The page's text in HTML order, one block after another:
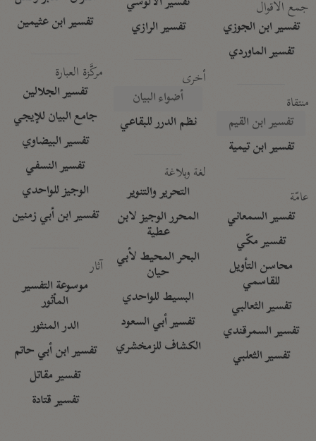
جمع الأقوال
تفسير ابن الجوزي
تفسير الماوردي
منتقاة
تفسير ابن القيم
تفسير ابن تيمية
عامّة
تفسير السمعاني
تفسير مكّي
محاسن التأويل
للقاسمي
تفسير الثعالبي
تفسير السمرقندي
تفسير الثعلبي
تفسير الرازي
أخرى
أضواء البيان
نظم الدرر للبقاعي
لغة وبلاغة
التحرير والتنوير
المحرر الوجيز لابن
عطية
البحر المحيط لأبي
حيان
البسيط للواحدي
تفسير أبي السعود
الكشاف للزمخشري
تفسير ابن عثيمين
مركَّزة العبارة
تفسير الجلالين
جامع البيان للإيجي
تفسير البيضاوي
تفسير النسفي
الوجيز للواحدي
تفسير ابن أبي زمنين
آثار
موسوعة التفسير
المأثور
الدر المنثور
تفسير ابن أبي حاتم
تفسير مقاتل
تفسير قتادة